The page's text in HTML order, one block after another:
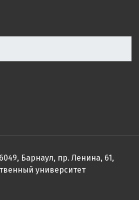
Барнаул, пр. Ленина, 61,
университет